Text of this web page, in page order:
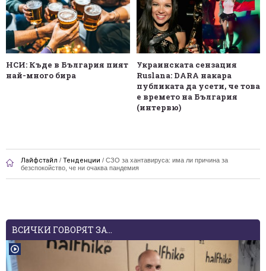
НСИ: Къде в България пият
най-много бира
Украинската сензация
Ruslana: DARA накара
публиката да усети, че това
е времето на България
(интервю)
Лайфстайл / Тенденции / СЗО за хантавируса: има ли причина за
безспокойство, че ни очаква пандемия
ВСИЧКИ ГОВОРЯТ ЗА...